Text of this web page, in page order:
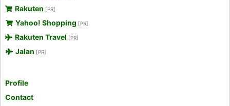
Rakuten [PR]
Yahoo! Shopping [PR]
Rakuten Travel [PR]
Jalan [PR]
Profile
Contact